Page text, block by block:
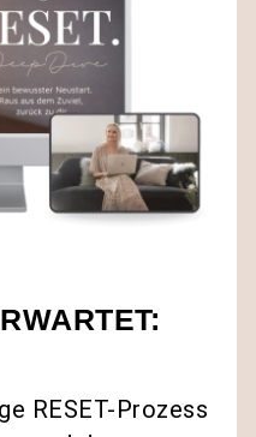
RESET-Prozess